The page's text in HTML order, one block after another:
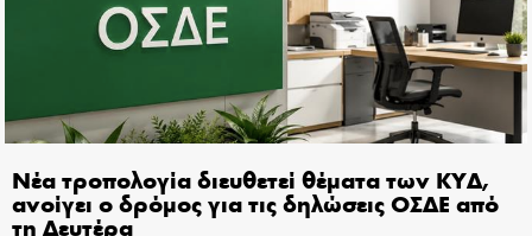
Νέα τροπολογία διευθετεί θέματα των ΚΥΔ,
ανοίγει ο δρόμος για τις δηλώσεις ΟΣΔΕ από
τη Δευτέρα